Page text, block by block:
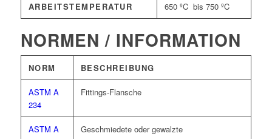
ARBEITSTEMPERATUR 650 ºC bis 750 ºC
NORMEN / INFORMATION
NORM BESCHREIBUNG
ASTM A
234
Fittings-Flansche
ASTM A
Geschmiedete oder gewalzte